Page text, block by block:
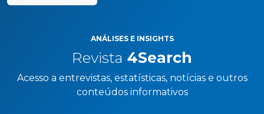
ANÁLISES E INSIGHTS
Revista 4Search
Acesso a entrevistas, estatísticas, notícias e outros
conteúdos informativos